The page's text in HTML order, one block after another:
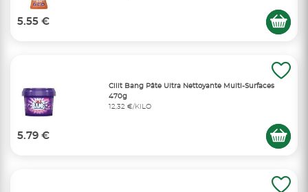
5.55 €
Cilit Bang Pâte Ultra Nettoyante Multi-Surfaces
470g
12,32 €/KILO
5.79 €